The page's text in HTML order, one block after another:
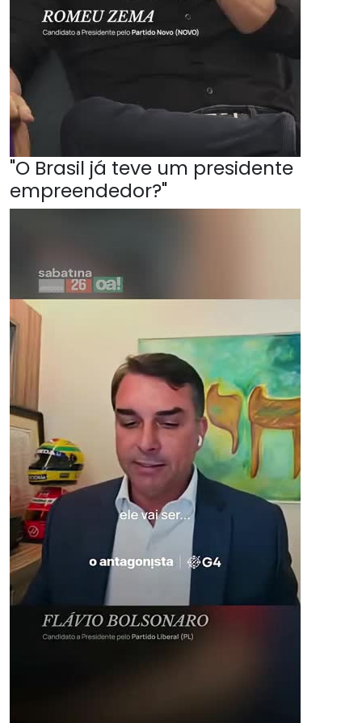
"O Brasil já teve um presidente
empreendedor?"